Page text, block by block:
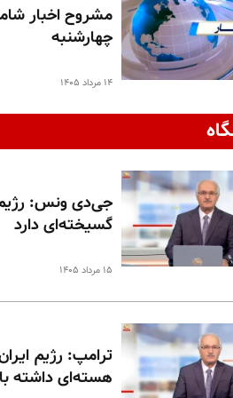
مشروح اخبار
چهارشنبه
۱۴ مرداد ۱۴۰۵
جی‌دی ونس:
گسیخته‌ای دارد
۱۵ مرداد ۱۴۰۵
ترامپ: رژیم
هسته‌ای داشته